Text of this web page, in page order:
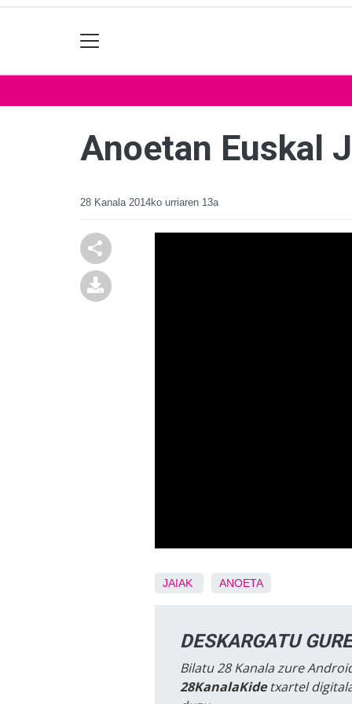
Anoetan Euskal
28 Kanala 2014ko urriaren 13a
JAIAK ANOETA
DESKARGATU
Bilatu 28 Kanala zure
28KanalaKidetxartel